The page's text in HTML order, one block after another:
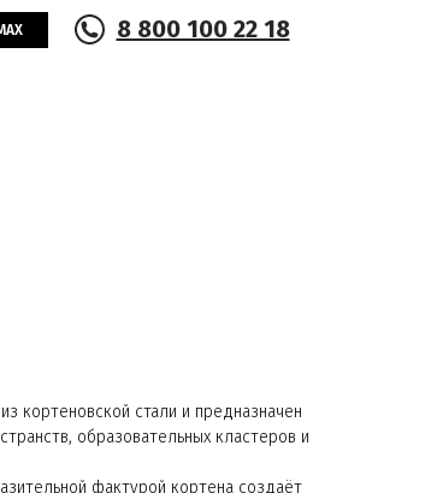
8 800 100 22 18
кортеновской стали и предназначен
образовательных кластеров и
фактурой кортена создаёт